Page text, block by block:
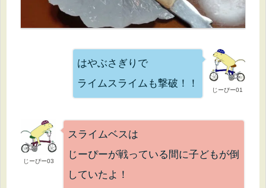
じーぴー01
はやぶさぎりで
ライムスライムも撃破！！
じーぴー03
スライムベスは
じーぴーが戦っている間に子どもが倒
していたよ！